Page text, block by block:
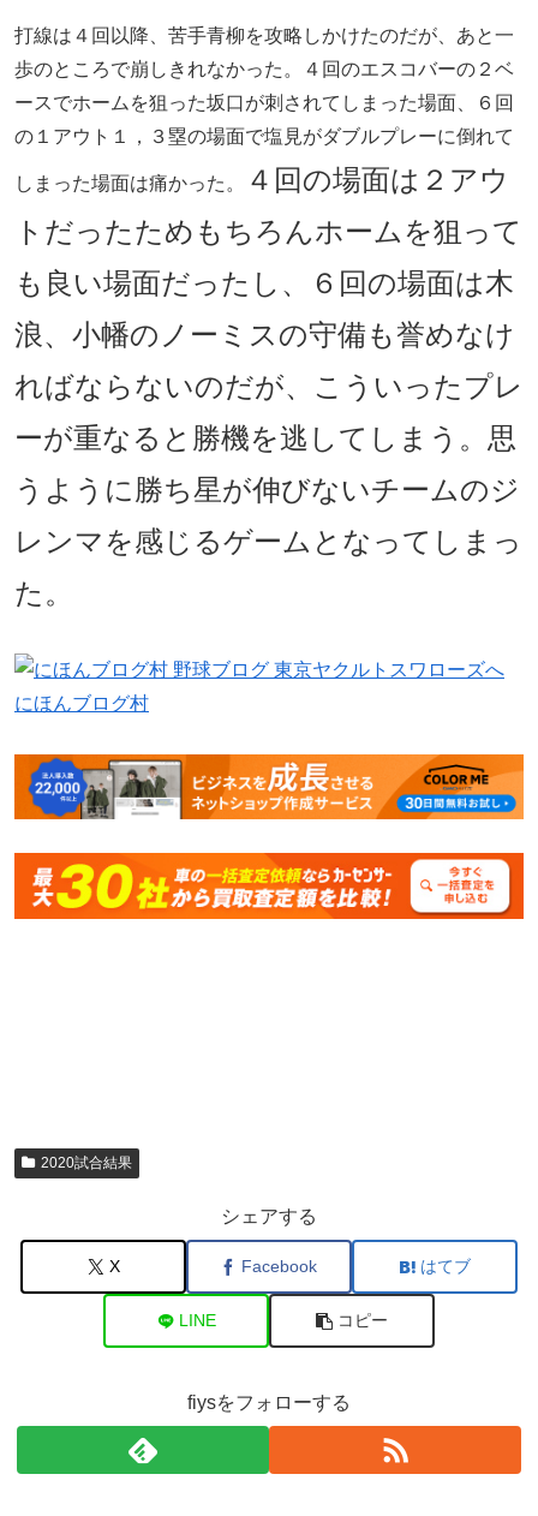
打線は４回以降、苦手青柳を攻略しかけたのだが、あと一
歩のところで崩しきれなかった。４回のエスコバーの２ベ
ースでホームを狙った坂口が刺されてしまった場面、６回
の１アウト１，３塁の場面で塩見がダブルプレーに倒れて
しまった場面は痛かった。
４回の場面は２アウ
トだったためもちろんホームを狙って
も良い場面だったし、６回の場面は木
浪、小幡のノーミスの守備も誉めなけ
ればならないのだが、こういったプレ
ーが重なると勝機を逃してしまう。思
うように勝ち星が伸びないチームのジ
レンマを感じるゲームとなってしまっ
た。
にほんブログ村
2020試合結果
シェアする
X Facebook はてブ
LINE コピー
fiysをフォローする